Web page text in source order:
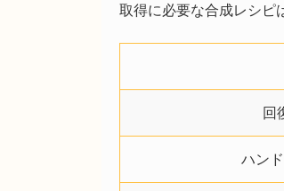
取得に必要な合成レシピ
回
ハン